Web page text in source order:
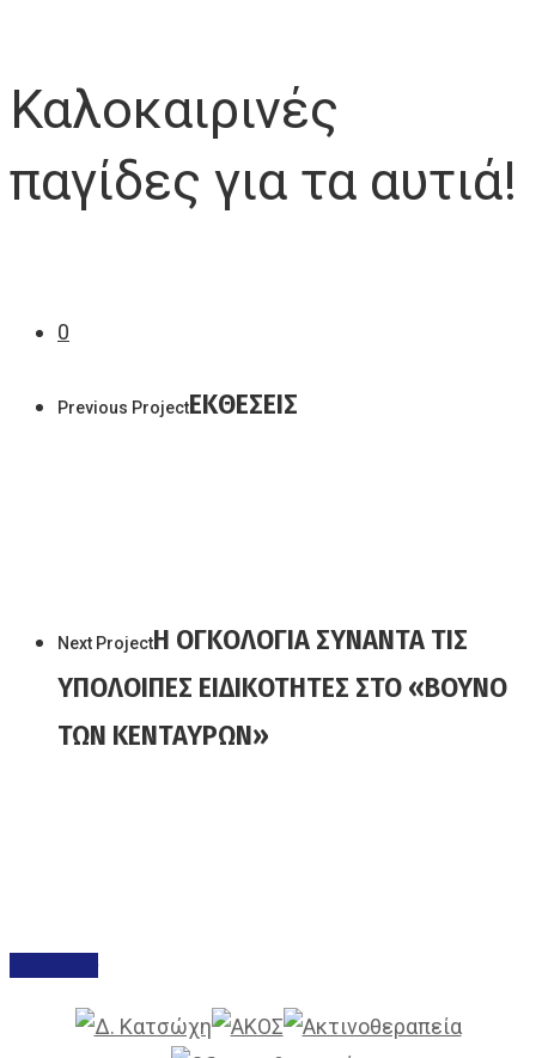
Καλοκαιρινές
παγίδες για τα αυτιά!
0
Previous ProjectΕΚΘΕΣΕΙΣ
Next ProjectΗ ΟΓΚΟΛΟΓΙΑ ΣΥΝΑΝΤΑ ΤΙΣ
ΥΠΟΛΟΙΠΕΣ ΕΙΔΙΚΟΤΗΤΕΣ ΣΤΟ «ΒΟΥΝΟ
ΤΩΝ ΚΕΝΤΑΥΡΩΝ»